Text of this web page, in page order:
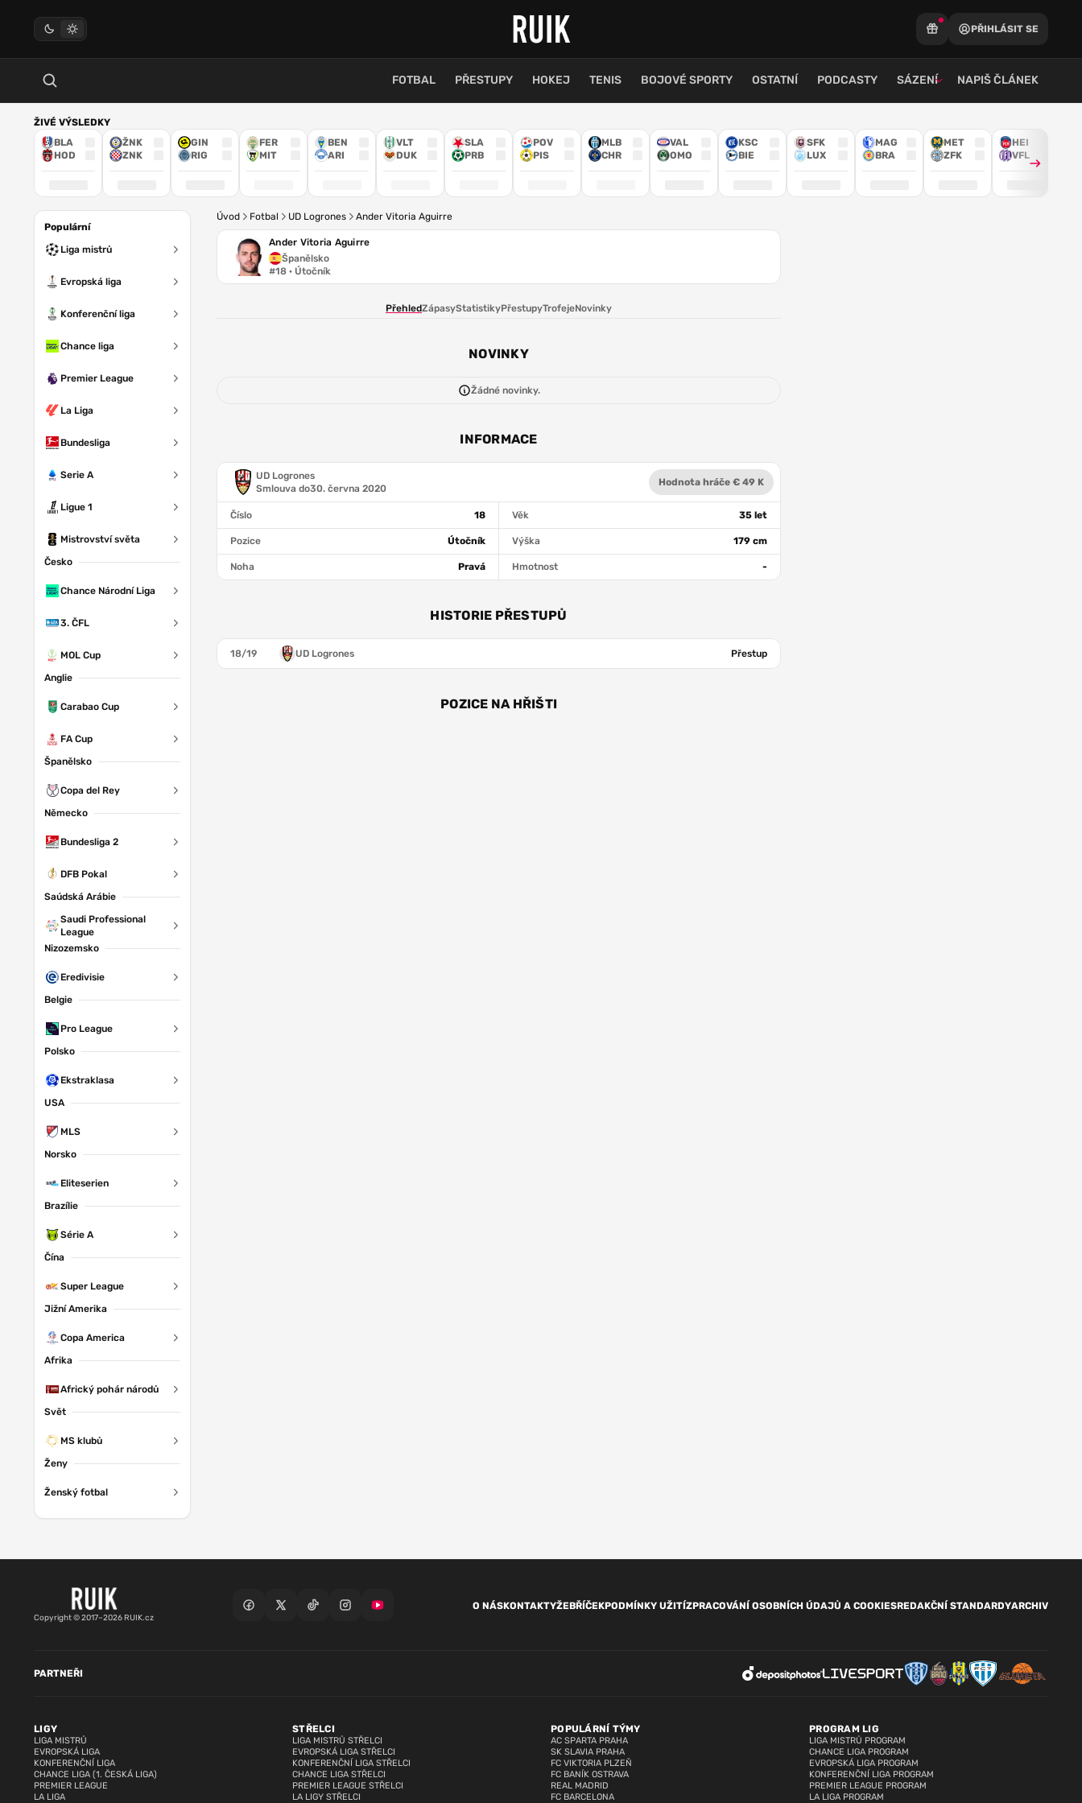
PŘIHLÁSIT SE
FOTBAL PŘESTUPY HOKEJ TENIS BOJOVÉ SPORTY OSTATNÍ PODCASTY SÁZENÍ NAPIŠ ČLÁNEK
ŽIVÉ VÝSLEDKY
BLA
HOD
ŽNK
ZNK
GIN
RIG
FER
MIT
BEN
ARI
VLT
DUK
SLA
PRB
POV
PIS
MLB
CHR
VAL
OMO
KSC
BIE
SFK
LUX
MAG
BRA
MET
ZFK
HEI
VFL
Populární
Liga mistrů
Evropská liga
Konferenční liga
Chance liga
Premier League
La Liga
Bundesliga
Serie A
Ligue 1
Mistrovství světa
Česko
Chance Národní Liga
3. ČFL
MOL Cup
Anglie
Carabao Cup
FA Cup
Španělsko
Copa del Rey
Německo
Bundesliga 2
DFB Pokal
Saúdská Arábie
Saudi Professional
League
Nizozemsko
Eredivisie
Belgie
Pro League
Polsko
Ekstraklasa
USA
MLS
Norsko
Eliteserien
Brazílie
Série A
Čína
Super League
Jižní Amerika
Copa America
Afrika
Africký pohár národů
Svět
MS klubů
Ženy
Ženský fotbal
Úvod Fotbal UD Logrones Ander Vitoria Aguirre
Ander Vitoria Aguirre
Španělsko
#18 · Útočník
PřehledZápasyStatistikyPřestupyTrofejeNovinky
NOVINKY
Žádné novinky.
INFORMACE
UD Logrones
Smlouva do30. června 2020
Hodnota hráče € 49 K
Číslo 18 Věk 35 let
Pozice Útočník Výška 179 cm
Noha Pravá Hmotnost -
HISTORIE PŘESTUPŮ
18/19 UD Logrones Přestup
POZICE NA HŘIŠTI
Copyright © 2017–2026 RUIK.cz
O NÁSKONTAKTYŽEBŘÍČEKPODMÍNKY UŽITÍZPRACOVÁNÍ OSOBNÍCH ÚDAJŮ A COOKIESREDAKČNÍ STANDARDYARCHIV
LIGY
LIGA MISTRŮ
EVROPSKÁ LIGA
KONFERENČNÍ LIGA
CHANCE LIGA (1. ČESKÁ LIGA)
PREMIER LEAGUE
LA LIGA
STŘELCI
LIGA MISTRŮ STŘELCI
EVROPSKÁ LIGA STŘELCI
KONFERENČNÍ LIGA STŘELCI
CHANCE LIGA STŘELCI
PREMIER LEAGUE STŘELCI
LA LIGY STŘELCI
POPULÁRNÍ TÝMY
AC SPARTA PRAHA
SK SLAVIA PRAHA
FC VIKTORIA PLZEŇ
FC BANÍK OSTRAVA
REAL MADRID
FC BARCELONA
PROGRAM LIG
LIGA MISTRŮ PROGRAM
CHANCE LIGA PROGRAM
EVROPSKÁ LIGA PROGRAM
KONFERENČNÍ LIGA PROGRAM
PREMIER LEAGUE PROGRAM
LA LIGA PROGRAM
PARTNEŘI